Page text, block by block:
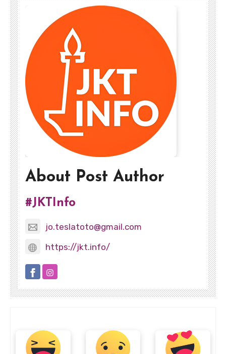
About Post Author
#JKTInfo
jo.teslatoto@gmail.com
https://jkt.info/